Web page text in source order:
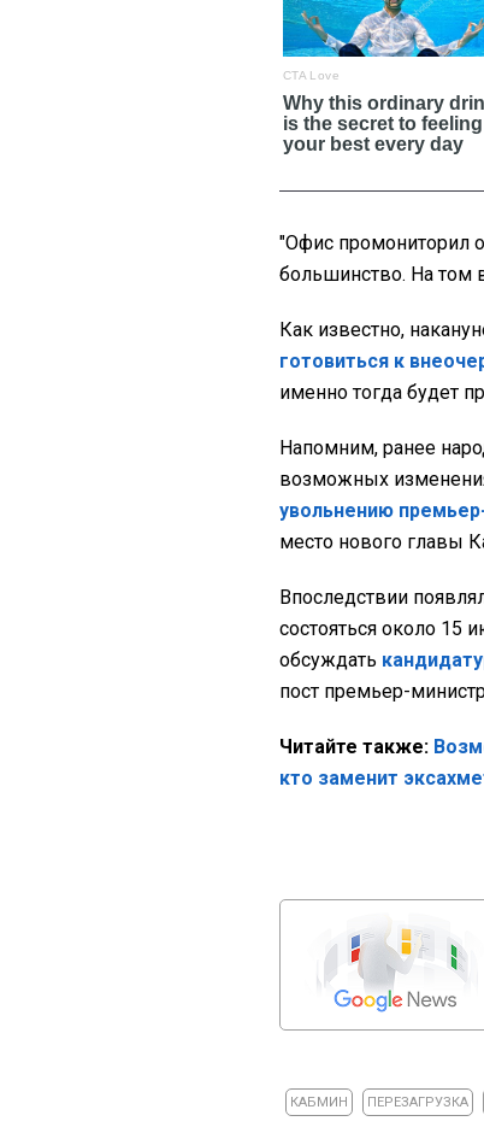
"Офис промониторил
большинство. На том
Как известно,
готовиться к
именно тогда будет
Напомним, ранее
возможных
увольнению
место нового главы
Впоследствии
состояться около 15
обсуждать
пост премьер-
Читайте также:
кто заменит
КАБМИН ПЕРЕЗАГРУЗКА